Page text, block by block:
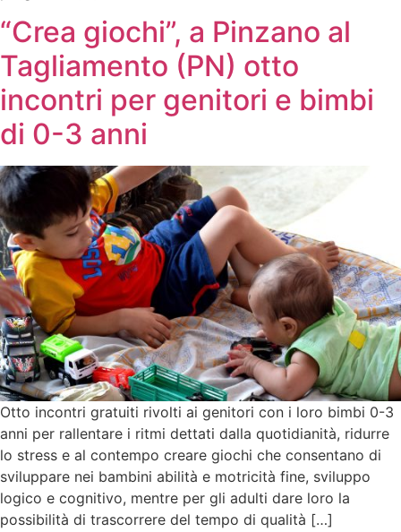
“Crea giochi”, a Pinzano al
Tagliamento (PN) otto
incontri per genitori e bimbi
di 0-3 anni
Otto incontri gratuiti rivolti ai genitori con i loro bimbi 0-3
anni per rallentare i ritmi dettati dalla quotidianità, ridurre
lo stress e al contempo creare giochi che consentano di
sviluppare nei bambini abilità e motricità fine, sviluppo
logico e cognitivo, mentre per gli adulti dare loro la
possibilità di trascorrere del tempo di qualità […]